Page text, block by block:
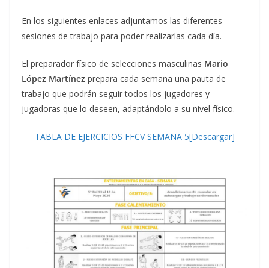
En los siguientes enlaces adjuntamos las diferentes
sesiones de trabajo para poder realizarlas cada día.
El preparador físico de selecciones masculinas Mario
López Martínez prepara cada semana una pauta de
trabajo que podrán seguir todos los jugadores y
jugadoras que lo deseen, adaptándolo a su nivel físico.
TABLA DE EJERCICIOS FFCV SEMANA 5[Descargar]